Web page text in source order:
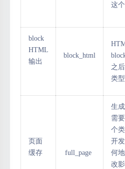
这
block
HTML
输出
block_html
之
类
页面
缓存
full_page
生
需
个
开
何
改